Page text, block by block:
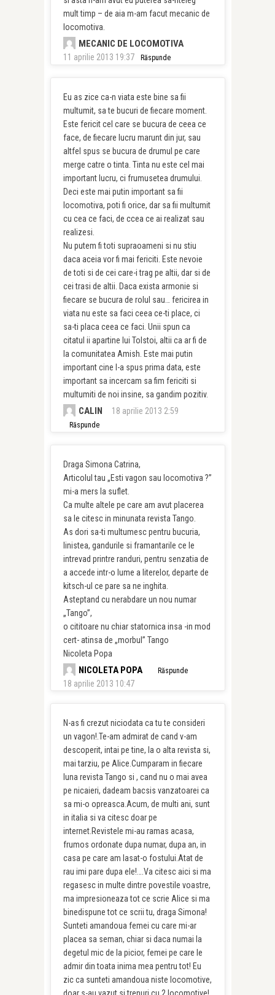
mult timp – de aia m-am facut mecanic de
locomotiva.
MECANIC DE LOCOMOTIVA
11 aprilie 2013 19:37 Răspunde
Eu as zice ca-n viata este bine sa fii
multumit, sa te bucuri de fiecare moment.
Este fericit cel care se bucura de ceea ce
face, de fiecare lucru marunt din jur, sau
altfel spus se bucura de drumul pe care
merge catre o tinta. Tinta nu este cel mai
important lucru, ci frumusetea drumului.
Deci este mai putin important sa fii
locomotiva, poti fi orice, dar sa fii multumit
cu cea ce faci, de ccea ce ai realizat sau
realizesi.
Nu putem fi toti supraoameni si nu stiu
daca aceia vor fi mai fericiti. Este nevoie
de toti si de cei care-i trag pe altii, dar si de
cei trasi de altii. Daca exista armonie si
fiecare se bucura de rolul sau… fericirea in
viata nu este sa faci ceea ce-ti place, ci
sa-ti placa ceea ce faci. Unii spun ca
citatul ii apartine lui Tolstoi, altii ca ar fi de
la comunitatea Amish. Este mai putin
important cine l-a spus prima data, este
important sa incercam sa fim fericiti si
multumiti de noi insine, sa gandim pozitiv.
CALIN 18 aprilie 2013 2:59
Răspunde
Draga Simona Catrina,
Articolul tau „Esti vagon sau locomotiva ?”
mi-a mers la suflet.
Ca multe altele pe care am avut placerea
sa le citesc in minunata revista Tango.
As dori sa-ti multumesc pentru bucuria,
linistea, gandurile si framantarile ce le
intrevad printre randuri, pentru senzatia de
a accede intr-o lume a literelor, departe de
kitsch-ul ce pare sa ne inghita.
Asteptand cu nerabdare un nou numar
„Tango”,
o cititoare nu chiar statornica insa -in mod
cert- atinsa de „morbul” Tango
Nicoleta Popa
NICOLETA POPA
18 aprilie 2013 10:47
Răspunde
N-as fi crezut niciodata ca tu te consideri
un vagon!.Te-am admirat de cand v-am
descoperit, intai pe tine, la o alta revista si,
mai tarziu, pe Alice.Cumparam in fiecare
luna revista Tango si , cand nu o mai avea
pe nicaieri, dadeam bacsis vanzatoarei ca
sa mi-o opreasca.Acum, de multi ani, sunt
in italia si va citesc doar pe
internet.Revistele mi-au ramas acasa,
frumos ordonate dupa numar, dupa an, in
casa pe care am lasat-o fostului.Atat de
rau imi pare dupa ele!….Va citesc aici si ma
regasesc in multe dintre povestile voastre,
ma impresioneaza tot ce scrie Alice si ma
binedispune tot ce scrii tu, draga Simona!
Sunteti amandoua femei cu care mi-ar
placea sa seman, chiar si daca numai la
degetul mic de la picior, femei pe care le
admir din toata inima mea pentru tot! Eu
zic ca sunteti amandoua niste locomotive,